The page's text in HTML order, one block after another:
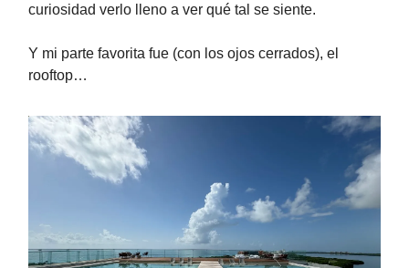
curiosidad verlo lleno a ver qué tal se siente.
Y mi parte favorita fue (con los ojos cerrados), el
rooftop…